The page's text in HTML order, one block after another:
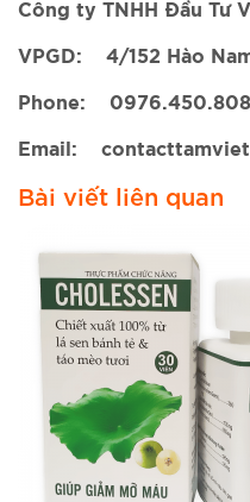
Công ty TNHH Đầu Tư
VPGD: 4/152 Hào
Phone: 0976.450.808
Email:
Bài viết liên quan